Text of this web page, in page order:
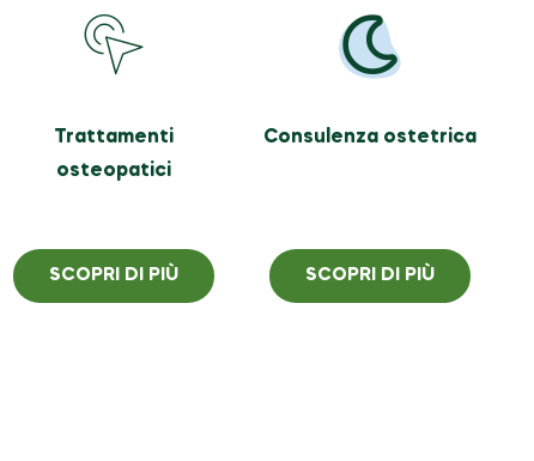
Trattamenti
osteopatici
SCOPRI DI PIÙ
Consulenza ostetrica
SCOPRI DI PIÙ